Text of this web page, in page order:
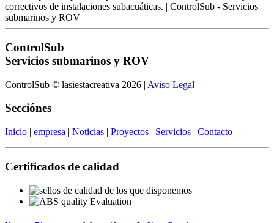
ControlSub
Servicios submarinos y ROV
ControlSub © lasiestacreativa 2026 | Aviso Legal
Secciónes
Inicio | empresa | Noticias | Proyectos | Servicios | Contacto
Certificados de calidad